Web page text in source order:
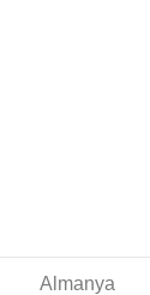
Almanya